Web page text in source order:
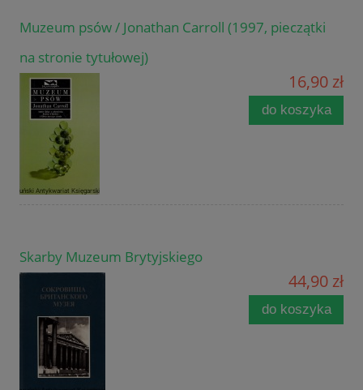
Muzeum psów / Jonathan Carroll (1997, pieczątki
na stronie tytułowej)
16,90 zł
do koszyka
Skarby Muzeum Brytyjskiego
44,90 zł
do koszyka